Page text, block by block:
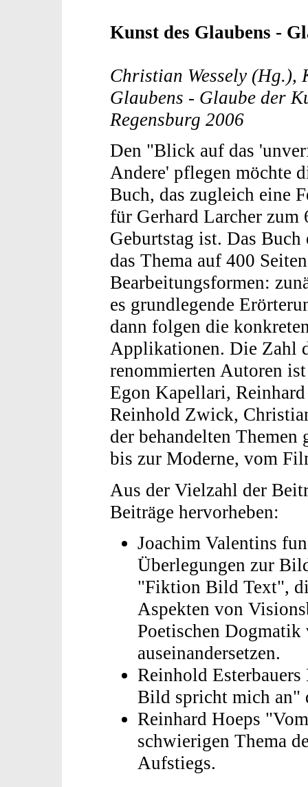
Kunst des Glaubens -
Christian Wessely (Hg.),
Glaubens - Glaube der
Regensburg 2006
Den "Blick auf das
Andere' pflegen möchte
Buch, das zugleich eine
für Gerhard Larcher zum
Geburtstag ist. Das Buch
das Thema auf 400
Bearbeitungsformen:
es grundlegende
dann folgen die
Applikationen. Die Zahl
renommierten Autoren
Egon Kapellari,
Reinhold Zwick,
der behandelten
bis zur Moderne, vom
Aus der Vielzahl der
Beiträge hervorheben:
Joachim Valentins
Überlegungen zur
"Fiktion Bild Text",
Aspekten von
Poetischen
auseinandersetzen.
Reinhold
Bild spricht mich an"
Reinhard Hoeps
schwierigen Thema
Aufstiegs.